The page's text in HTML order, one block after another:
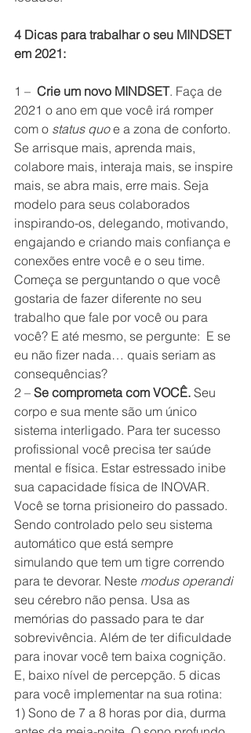
4 Dicas para trabalhar o seu MINDSET
em 2021:
1 – Crie um novo MINDSET. Faça de
2021 o ano em que você irá romper
com o status quo e a zona de conforto.
Se arrisque mais, aprenda mais,
colabore mais, interaja mais, se inspire
mais, se abra mais, erre mais. Seja
modelo para seus colaborados
inspirando-os, delegando, motivando,
engajando e criando mais confiança e
conexões entre você e o seu time.
Começa se perguntando o que você
gostaria de fazer diferente no seu
trabalho que fale por você ou para
você? E até mesmo, se pergunte:  E se
eu não fizer nada… quais seriam as
consequências?
2 – Se comprometa com VOCÊ. Seu
corpo e sua mente são um único
sistema interligado. Para ter sucesso
profissional você precisa ter saúde
mental e física. Estar estressado inibe
sua capacidade física de INOVAR.
Você se torna prisioneiro do passado.
Sendo controlado pelo seu sistema
automático que está sempre
simulando que tem um tigre correndo
para te devorar. Neste modus operandi
seu cérebro não pensa. Usa as
memórias do passado para te dar
sobrevivência. Além de ter dificuldade
para inovar você tem baixa cognição.
E, baixo nível de percepção. 5 dicas
para você implementar na sua rotina:
1) Sono de 7 a 8 horas por dia, durma